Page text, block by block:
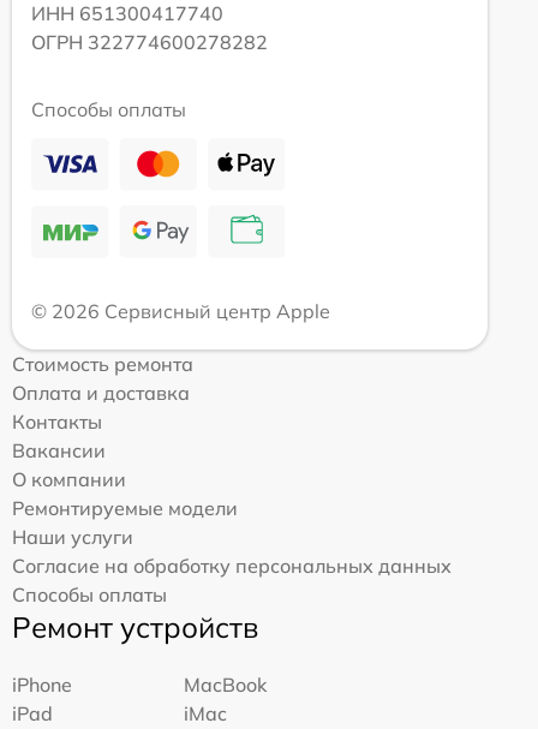
ИНН 651300417740
ОГРН 322774600278282
Способы оплаты
© 2026 Сервисный центр Apple
Стоимость ремонта
Оплата и доставка
Контакты
Вакансии
О компании
Ремонтируемые модели
Наши услуги
Согласие на обработку персональных данных
Способы оплаты
Ремонт устройств
iPhone
MacBook
iPad
iMac